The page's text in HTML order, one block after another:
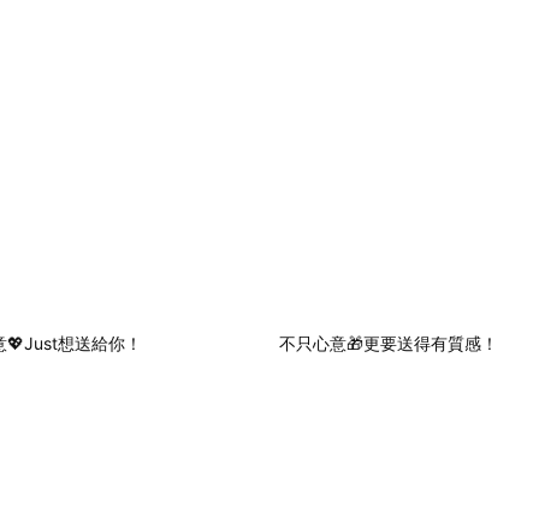
想送給你！ 不只心意🎁更要送得有質感！